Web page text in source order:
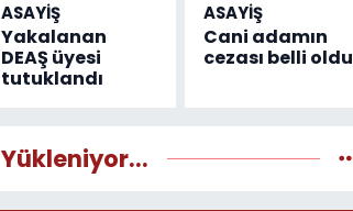
ASAYİŞ
Yakalanan
DEAŞ üyesi
tutuklandı
ASAYİŞ
Cani adamın
cezası belli oldu
Yükleniyor...